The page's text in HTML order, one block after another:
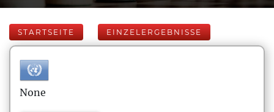
STARTSEITE EINZELERGEBNISSE
None